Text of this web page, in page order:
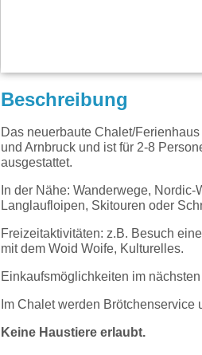
Beschreibung
Das neuerbaute Chalet/
und Arnbruck und ist für 2-8
ausgestattet.
In der Nähe: Wanderwege,
Langlaufloipen, Skitouren oder
Freizeitaktivitäten: z.B. Besuch
mit dem Woid Woife, Kulturelles.
Einkaufsmöglichkeiten im
Im Chalet werden
Keine Haustiere erlaubt.